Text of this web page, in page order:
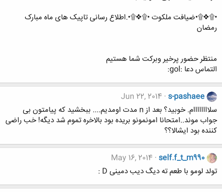
•۩❖۩•ضیافت ملکوت •۩❖۩•.اطلاع رسانی تاپیک های ماه مبارک
رمضان
منتظر حضور پرخیر وبرکت شما هستیم
التماس دعا :gol:
s-pashaee
Jun 22, 2014
سلاااااااام. خوبید؟ بعد از n مدت اومدیم.... ببخشید که پیامتون بی
جواب موند..امتحانا امونمونو بریده بود بالاخره تموم شد دیگه! خب راضی
کننده بود ایشالا؟؟
self.f_t_m990
May 16, 2014
تولد لومو با طعم ته دیگ دیب دمینی D :